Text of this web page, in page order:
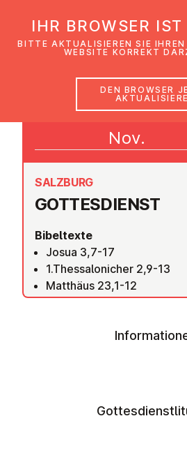
GOT­TES­DIENST
SALZBURG
Bibeltexte
Josua 3,7-17
1.Thessalonicher 2,9-13
Matthäus 23,1-12
01
Nov.
IHR BROWSER
BITTE AKTUALISIEREN SIE IHREN
WEBSITE KORREKT
DEN BROWSER